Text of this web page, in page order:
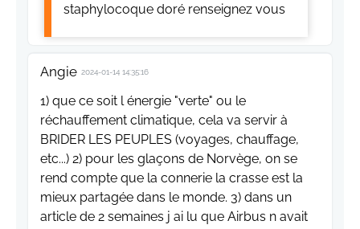
staphylocoque doré renseignez vous
Angie 2024-01-14 14:35:16
1) que ce soit l énergie "verte" ou le
réchauffement climatique, cela va servir à
BRIDER LES PEUPLES (voyages, chauffage,
etc...) 2) pour les glaçons de Norvège, on se
rend compte que la connerie la crasse est la
mieux partagée dans le monde. 3) dans un
article de 2 semaines j ai lu que Airbus n avait